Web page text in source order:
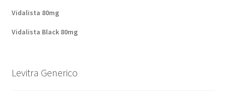
Vidalista 80mg
Vidalista Black 80mg
Levitra Generico